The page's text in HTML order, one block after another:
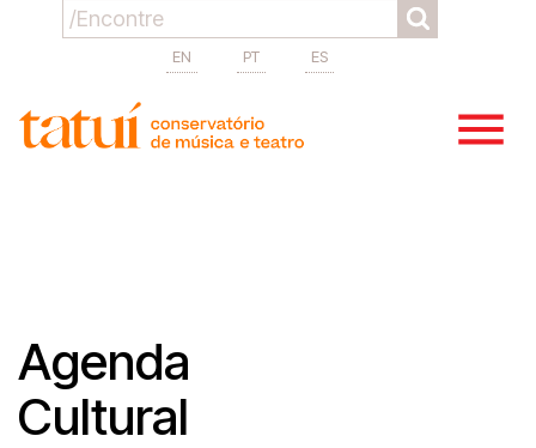
EN PT ES
Agenda
Cultural